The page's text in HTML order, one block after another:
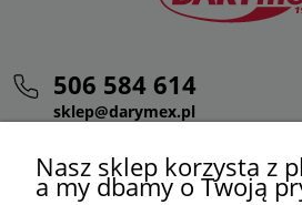
506 584 614
sklep@darymex.pl
Nasz sklep korzysta z
a my dbamy o Twoją